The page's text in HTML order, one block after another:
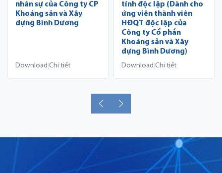
nhân sự của Công ty CP
Khoáng sản và Xây
dựng Bình Dương
Download Chi tiết
tính độc lập (Dành cho
ứng viên thành viên
HĐQT độc lập của
Công ty Cổ phần
Khoáng sản và Xây
dựng Bình Dương)
Download Chi tiết